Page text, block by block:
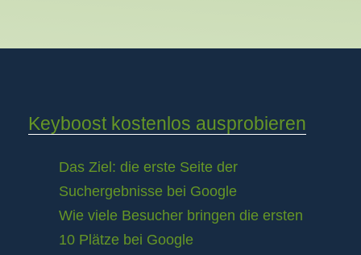
Keyboost kostenlos ausprobieren
Das Ziel: die erste Seite der
Suchergebnisse bei Google
Wie viele Besucher bringen die ersten
10 Plätze bei Google